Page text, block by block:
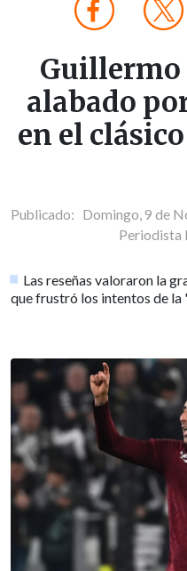
alabado
en el
Publicado: Domingo, 9 de
Periodista
Las reseñas valoraron la
que frustró los intentos de la